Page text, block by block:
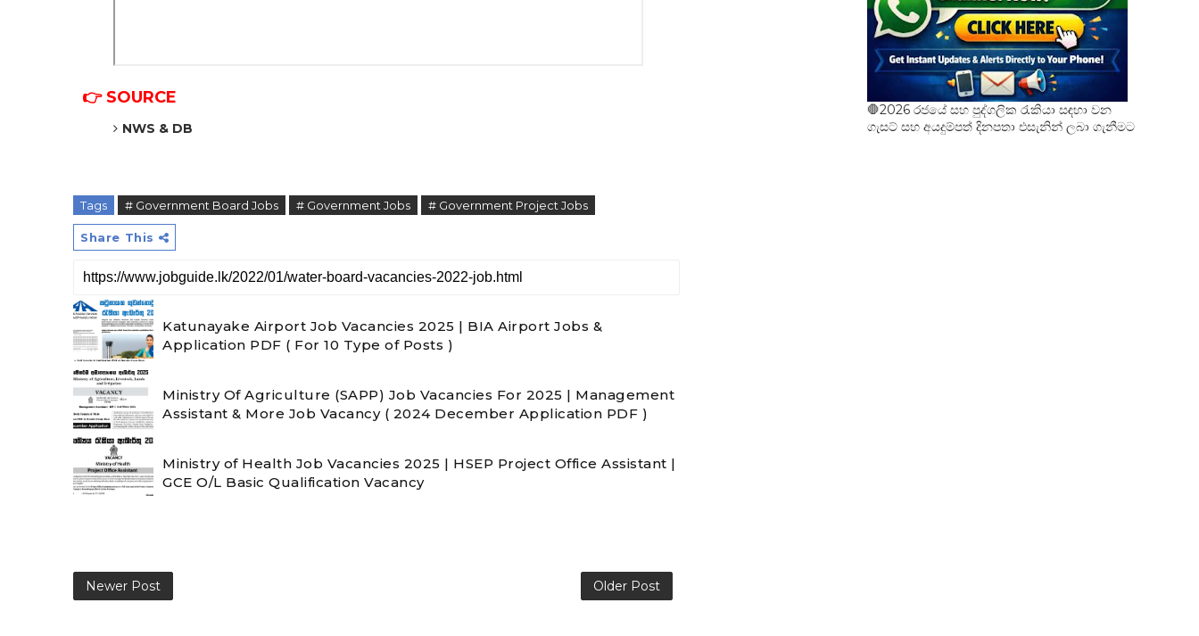
👉 SOURCE
NWS & DB
Tags # Government Board Jobs # Government Jobs # Government Project Jobs
Share This
Katunayake Airport Job Vacancies 2025 | BIA Airport Jobs &
Application PDF ( For 10 Type of Posts )
Ministry Of Agriculture (SAPP) Job Vacancies For 2025 | Management
Assistant & More Job Vacancy ( 2024 December Application PDF )
Ministry of Health Job Vacancies 2025 | HSEP Project Office Assistant |
GCE O/L Basic Qualification Vacancy
Newer Post Older Post
🛑2026 රජයේ සහ පුද්ගලික රැකියා සඳහා වන
ගැසට් සහ අයදුම්පත් දිනපතා එසැනින් ලබා ගැනීමට